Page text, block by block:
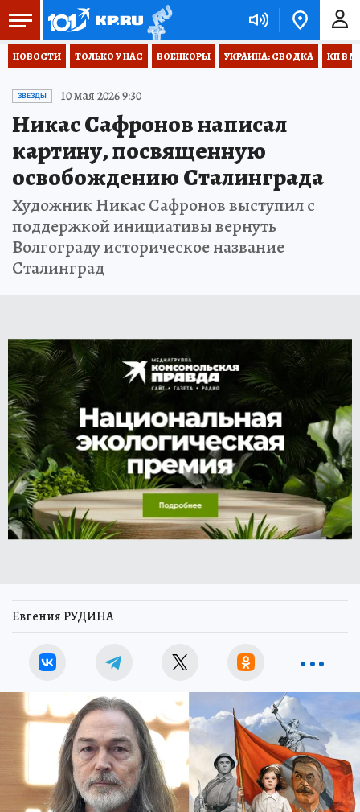
НОВОСТИ ТОЛЬКО У НАС ВОЕНКОРЫ УКРАИНА: СВОДКА КП В
ЗВЕЗДЫ 10 мая 2026 9:30
Никас Сафронов написал
картину, посвященную
освобождению Сталинграда
Художник Никас Сафронов выступил с
поддержкой инициативы вернуть
Волгограду историческое название
Сталинград
Евгения РУДИНА